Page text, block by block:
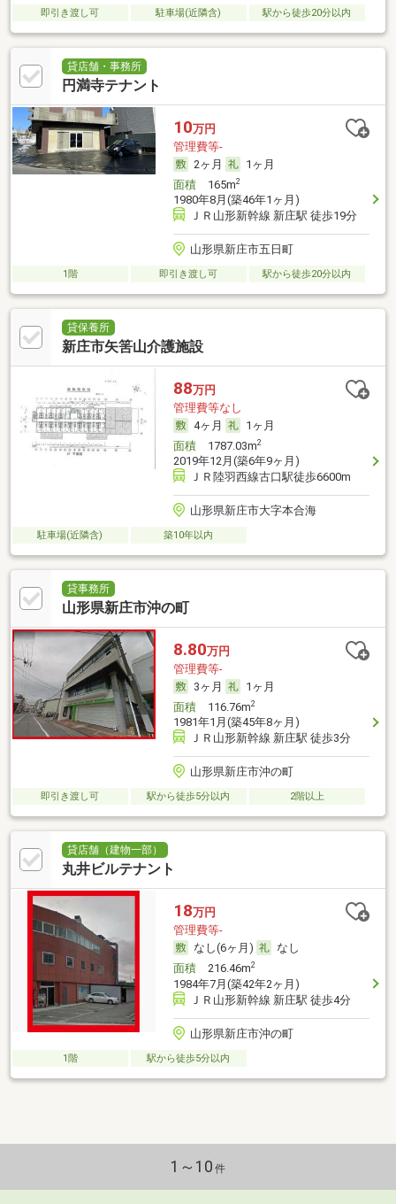
即引き渡し可 駐車場(近隣含) 駅から徒歩20分以内
貸店舗・事務所
円満寺テナント
10万円
管理費等-
2ヶ月
1ヶ月
面積165m2
1980年8月(築46年1ヶ月)
ＪＲ山形新幹線 新庄駅 徒歩19分
山形県新庄市五日町
1階 即引き渡し可 駅から徒歩20分以内
貸保養所
新庄市矢筈山介護施設
88万円
管理費等なし
4ヶ月
1ヶ月
面積1787.03m2
2019年12月(築6年9ヶ月)
ＪＲ陸羽西線古口駅徒歩6600m
山形県新庄市大字本合海
駐車場(近隣含) 築10年以内
貸事務所
山形県新庄市沖の町
8.80万円
管理費等-
3ヶ月
1ヶ月
面積116.76m2
1981年1月(築45年8ヶ月)
ＪＲ山形新幹線 新庄駅 徒歩3分
山形県新庄市沖の町
即引き渡し可 駅から徒歩5分以内 2階以上
貸店舗（建物一部）
丸井ビルテナント
18万円
管理費等-
なし(6ヶ月)
なし
面積216.46m2
1984年7月(築42年2ヶ月)
ＪＲ山形新幹線 新庄駅 徒歩4分
山形県新庄市沖の町
1階 駅から徒歩5分以内
1～10 件